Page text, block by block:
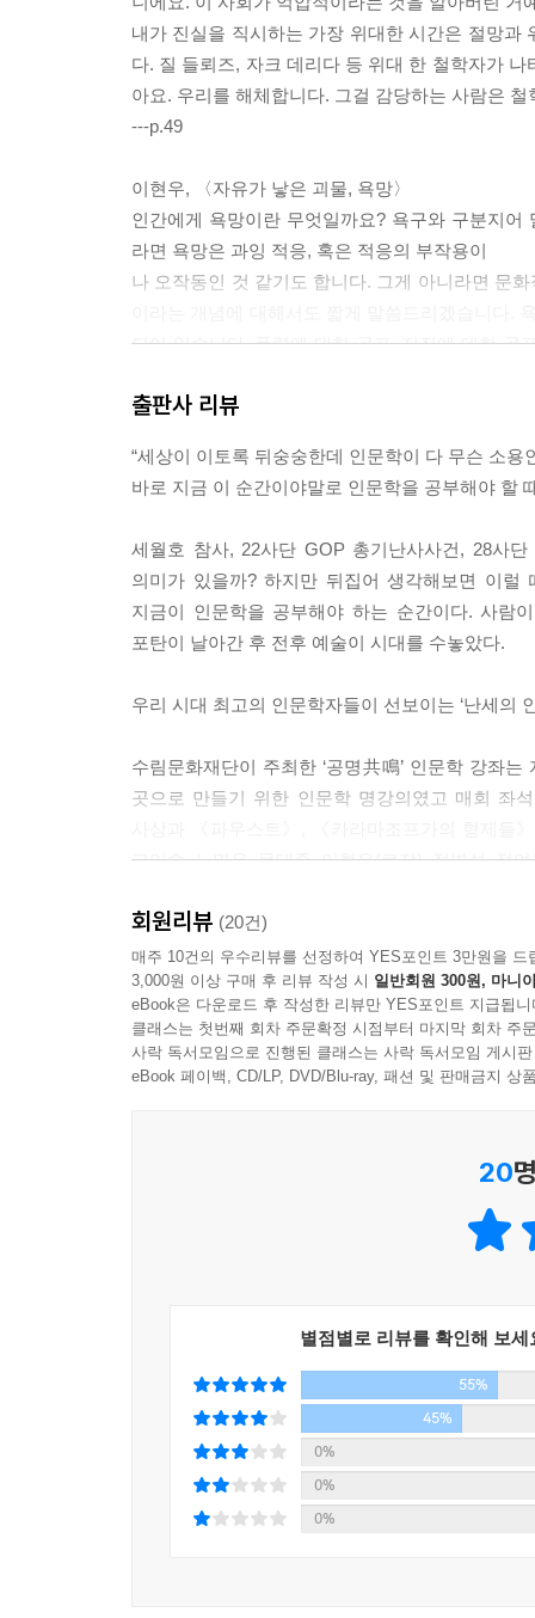
내가 진실을 직시하는 가장 위대한 시간은 절망과
다. 질 들뢰즈, 자크 데리다 등 위대 한 철학자가
아요. 우리를 해체합니다. 그걸 감당하는 사람은
---p.49
이현우, 〈자유가 낳은 괴물, 욕망〉
인간에게 욕망이란 무엇일까요? 욕구와 구분지
라면 욕망은 과잉 적응, 혹은 적응의 부작용이
나 오작동인 것 같기도 합니다. 그게 아니라면 문
되어 있습니다. 폭력에 대한 공포, 지진에 대한 공
은 상당히 인간적인 개념입니다.
고미숙, 〈욕망의 지도, 운명〉
큰 꿈을 품으라고요? 이건 굉장히 폭력적인 말이
있냐는 거죠. 지혜로운 현자가 되겠어, 말을 청산
요? 전 세계를 떠돌면 서 자급자족하고, 매 순간
사냐고요? 그렇습니다. 역시 불안이 문제입니다.
하지만 생각해보세요. 희망적인 이야기를 20년
요? 제가 꿈꾸는 것은 이것입니다. ‘비무장지대를
정여울, 〈끝없는 불안과 싸우는 당신을 위한 노래
얼마 전에 한 강연에서 “세월호 사건으로 세상이
가장 혹독하게 자문하고 있는 바로 그 화두였지
면 바로 그렇게 우리가 살고 있는 공동체가 극도
인의 생각에 귀 기울여야만 하는 시간이었습니다.
문태준, 〈물질적 욕망을 무효화시키는 시적 상상
요즘 한국 시에서는 인간의 욕망에 관한 사유가
타나는 유기적 상상력이라고 할 수 있습니다.
정병설, 〈환상으로 절망 넘기〉
키워드는 ‘절망과 환상’입니다. 이들에게 환상으
속될 수는 없습니다. 우리는 모두 기억하겠다고
고, 잊으면서 괴로워할 것입니다. 다시는 이런 일
출판사 리뷰
“세상이 이토록 뒤숭숭한데 인문학이 다 무슨 소용
바로 지금 이 순간이야말로 인문학을 공부해야 할
세월호 참사, 22사단 GOP 총기난사사건, 28사
의미가 있을까? 하지만 뒤집어 생각해보면 이럴
지금이 인문학을 공부해야 하는 순간이다. 사람
포탄이 날아간 후 전후 예술이 시대를 수놓았다.
우리 시대 최고의 인문학자들이 선보이는 ‘난세의
수림문화재단이 주최한 ‘공명共鳴’ 인문학 강좌
곳으로 만들기 위한 인문학 명강의였고 매회 좌
고미숙, 노명우, 문태준, 이현우(로쟈), 정병설, 정
강신주가 절망에, 정여울이 불안에, 이현우(로쟈)
철학자 강신주는 “인문학은 우리를 보호해주지 않
공부하겠는가?” 하고 묻는다. 가장 차가운 진실
살아가기 위해 더 악해져야 하는가?”라는 질문에
그 과정에서 혹독한 고난이 도사리고 있다”고
인간이라는 존재와 욕망, 절망과 분노가 이 한 권
〈광인일기〉, 〈분신〉 등에서 인간의 욕망과
2부에서는 《동물농장》, 《리시스트라테
《차라투스트라는 이렇게 말했다》, 《현대성과
1부와 2부의 작품들은 모두 ‘인간, 욕망, 불안
절망하게 한다. 절망하게 하면서 곧 분노하게 한
이보다 더 좋은 책은 없다.
회원리뷰 (20건)
매주 10건의 우수리뷰를 선정하여 YES포인트 3만원을 드
3,000원 이상 구매 후 리뷰 작성 시 일반회원 300원, 마니
eBook은 다운로드 후 작성한 리뷰만 YES포인트 지급됩니
클래스는 첫번째 회차 주문확정 시점부터 마지막 회차 주
사락 독서모임으로 진행된 클래스는 사락 독서모임 게시
eBook 페이백, CD/LP, DVD/Blu-ray, 패션 및 판매금지 상
20
별점별로 리뷰를 확인해 보세
55%
45%
0%
0%
0%